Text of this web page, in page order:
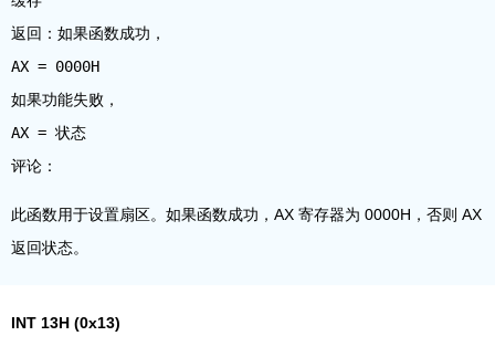
返回：如果函数成功，
AX = 0000H
如果功能失败，
AX = 状态
此函数用于设置扇区。如果函数成功，AX 寄存器为 0000H，否则 AX
返回状态。
INT 13H (0x13)